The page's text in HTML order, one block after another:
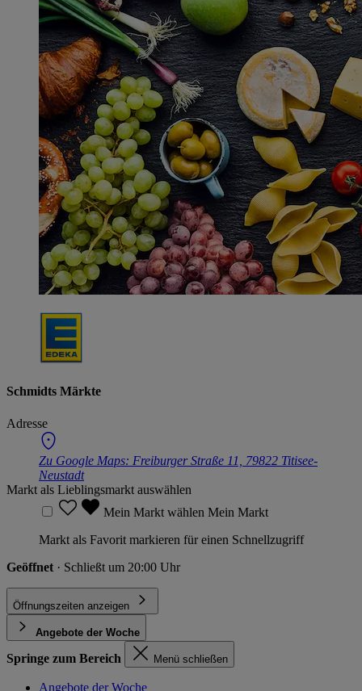
Schmidts Märkte
Adresse
Zu Google Maps: Freiburger Straße 11, 79822 Titisee-
Neustadt
Markt als Lieblingsmarkt auswählen
Mein Markt wählen Mein Markt
Markt als Favorit markieren für einen Schnellzugriff
Geöffnet · Schließt um 20:00 Uhr
Öffnungszeiten anzeigen
Angebote der Woche
Springe zum Bereich Menü schließen
Angebote der Woche